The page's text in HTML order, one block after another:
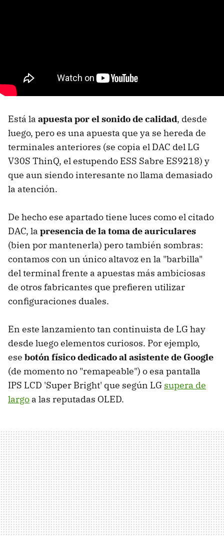
Está la apuesta por el sonido de calidad, desde
luego, pero es una apuesta que ya se hereda de
terminales anteriores (se copia el DAC del LG
V30S ThinQ, el estupendo ESS Sabre ES9218) y
que aun siendo interesante no llama demasiado
la atención.
De hecho ese apartado tiene luces como el citado
DAC, la presencia de la toma de auriculares
(bien por mantenerla) pero también sombras:
contamos con un único altavoz en la "barbilla"
del terminal frente a apuestas más ambiciosas
de otros fabricantes que prefieren utilizar
configuraciones duales.
En este lanzamiento tan continuista de LG hay
desde luego elementos curiosos. Por ejemplo,
ese botón físico dedicado al asistente de Google
(de momento no "remapeable") o esa pantalla
IPS LCD 'Super Bright' que según LG supera de
largo a las reputadas OLED.